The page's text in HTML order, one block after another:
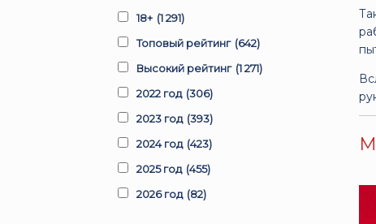
18+ (1 291)
Топовый рейтинг (642)
Высокий рейтинг (1 271)
2022 год (306)
2023 год (393)
2024 год (423)
2025 год (455)
2026 год (82)